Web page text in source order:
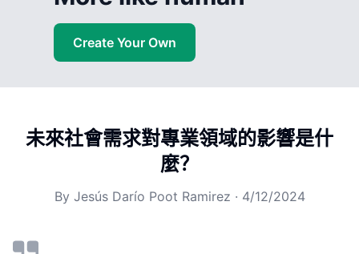
Create Your Own
未來社會需求對專業領域的影響是什
麼？
By Jesús Darío Poot Ramirez · 4/12/2024